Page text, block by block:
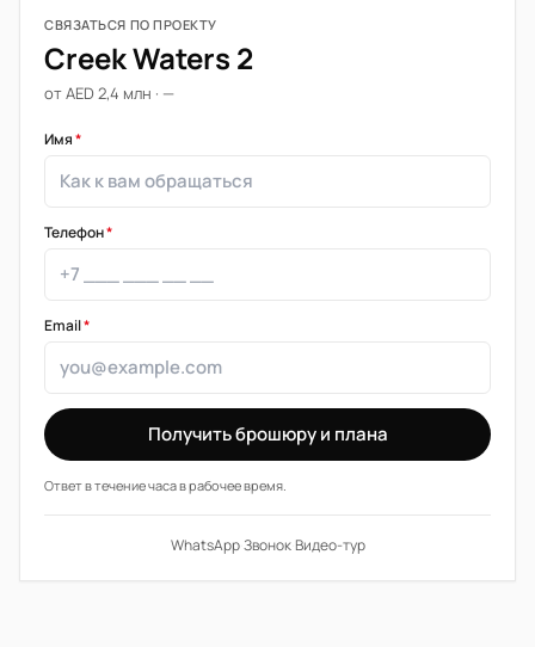
СВЯЗАТЬСЯ ПО ПРОЕКТУ
Creek Waters 2
от AED 2,4 млн · —
Имя*
Телефон*
Email*
Получить брошюру и плана
Ответ в течение часа в рабочее время.
WhatsApp·Звонок·Видео-тур